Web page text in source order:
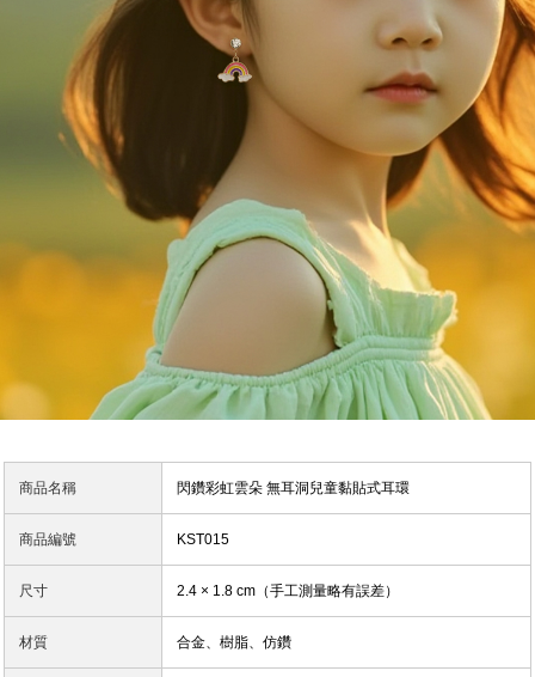
商品名稱 閃鑽彩虹雲朵 無耳洞兒童黏貼式耳環
商品編號 KST015
尺寸 2.4 × 1.8 cm（手工測量略有誤差）
材質 合金、樹脂、仿鑽